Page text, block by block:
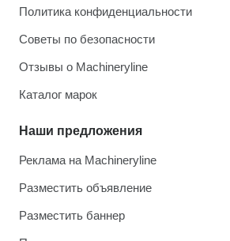
Политика конфиденциальности
Советы по безопасности
Отзывы о Machineryline
Каталог марок
Наши предложения
Реклама на Machineryline
Разместить объявление
Разместить баннер